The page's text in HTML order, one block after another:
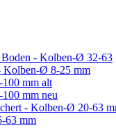
Boden - Kolben-Ø 32-63
Kolben-Ø 8-25 mm
mm alt
mm neu
- Kolben-Ø 20-63
63 mm